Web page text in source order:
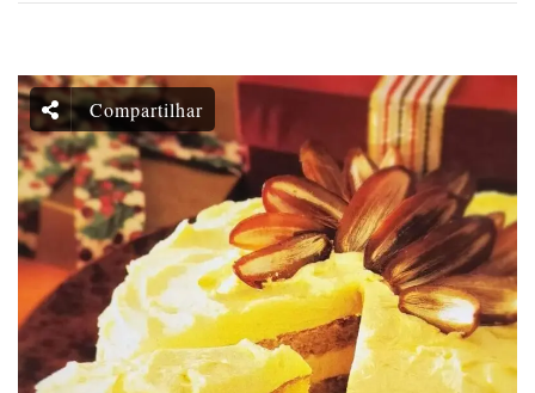
Compartilhar